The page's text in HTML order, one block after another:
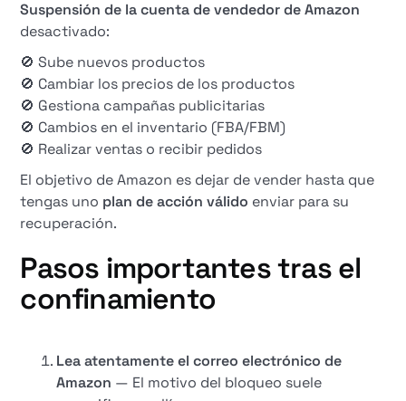
Suspensión de la cuenta de vendedor de Amazon
desactivado:
🚫 Sube nuevos productos
🚫 Cambiar los precios de los productos
🚫 Gestiona campañas publicitarias
🚫 Cambios en el inventario (FBA/FBM)
🚫 Realizar ventas o recibir pedidos
El objetivo de Amazon es dejar de vender hasta que
tengas uno plan de acción válido enviar para su
recuperación.
Pasos importantes tras el
confinamiento
Lea atentamente el correo electrónico de
Amazon — El motivo del bloqueo suele